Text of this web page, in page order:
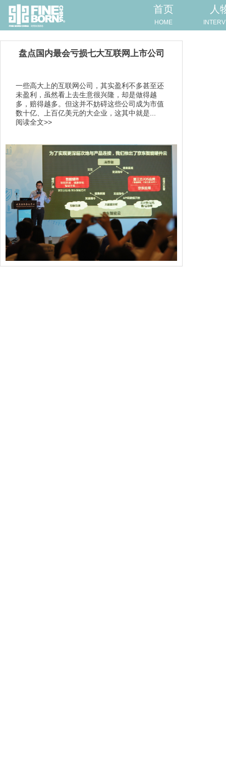
首页
HOME
人
​盘点国内最会亏损七大互联网上市公司
一些高大上的互联网公司，其实盈利不多甚至还
未盈利，虽然看上去生意很兴隆，却是做得越
多，赔得越多。但这并不妨碍这些公司成为市值
数十亿、上百亿美元的大企业，这其中就是...
阅读全文>>